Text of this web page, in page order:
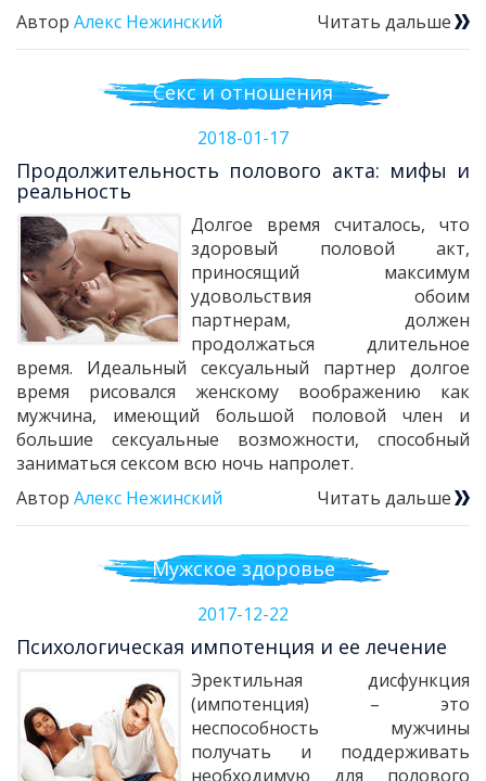
Автор Алекс Нежинский Читать дальше
Секс и отношения
2018-01-17
Продолжительность полового акта: мифы и
реальность
Долгое время считалось, что
здоровый половой акт,
приносящий максимум
удовольствия обоим
партнерам, должен
продолжаться длительное
время. Идеальный сексуальный партнер долгое
время рисовался женскому воображению как
мужчина, имеющий большой половой член и
большие сексуальные возможности, способный
заниматься сексом всю ночь напролет.
Автор Алекс Нежинский Читать дальше
Мужское здоровье
2017-12-22
Психологическая импотенция и ее лечение
Эректильная дисфункция
(импотенция) – это
неспособность мужчины
получать и поддерживать
необходимую для полового